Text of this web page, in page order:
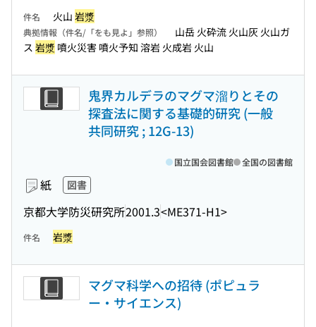
件名 火山 岩漿
典拠情報（件名/「をも見よ」参照）
山岳 火砕流 火山灰 火山ガ
ス 岩漿 噴火災害 噴火予知 溶岩 火成岩 火山
鬼界カルデラのマグマ溜りとその
探査法に関する基礎的研究 (一般
共同研究 ; 12G-13)
紙 図書
京都大学防災研究所2001.3<ME371-H1>
国立国会図書館 全国の図書館
件名 岩漿
マグマ科学への招待 (ポピュラ
ー・サイエンス)